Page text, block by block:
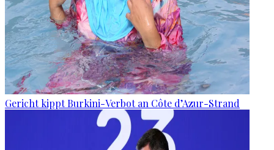
Gericht kippt Burkini-Verbot an Côte d’Azur-Strand